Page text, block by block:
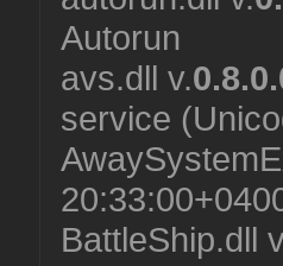
Autorun
avs.dll v.
service
BattleShip.dll